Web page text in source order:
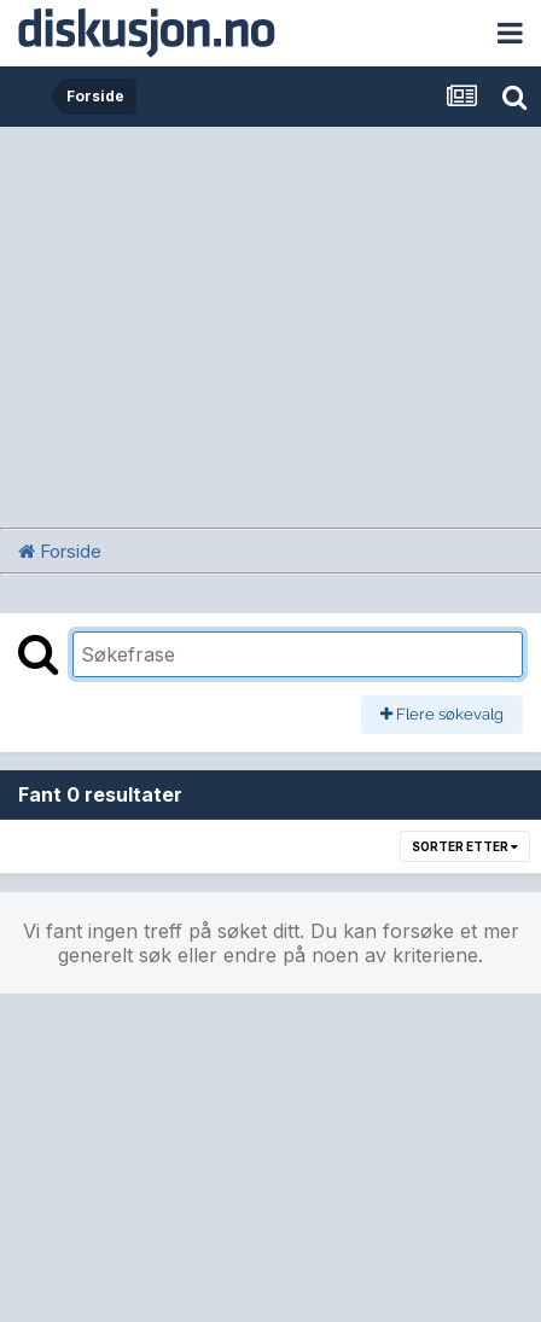
Forside
Forside
Flere søkevalg
Fant 0 resultater
SORTER ETTER
Vi fant ingen treff på søket ditt. Du kan forsøke et mer
generelt søk eller endre på noen av kriteriene.